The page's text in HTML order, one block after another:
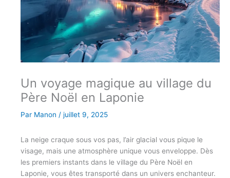
Un voyage magique au village du
Père Noël en Laponie
Par Manon / juillet 9, 2025
La neige craque sous vos pas, l’air glacial vous pique le
visage, mais une atmosphère unique vous enveloppe. Dès
les premiers instants dans le village du Père Noël en
Laponie, vous êtes transporté dans un univers enchanteur.